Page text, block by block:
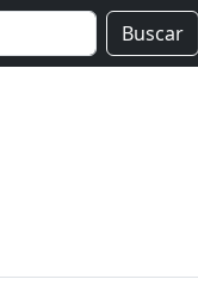
Buscar